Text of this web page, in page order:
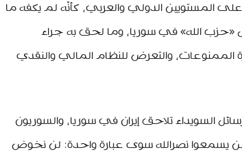
المستويين الدولي والعربي، كأنّه لم يكفه ما
«حزب الله» في سوريا، وما لحق به جراء
الممنوعات، والتعرض للنظام المالي والنقدي
السويداء تلاحق إيران في سوريا، والسوريون
لن يسمعوا نصرالله سوى عبارة واحدة: لن نخوض